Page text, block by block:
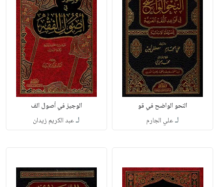
النحو الواضح في قو
لـعلي الجارم
الوجيز في أصول الف
لـعبد الكريم زيدان